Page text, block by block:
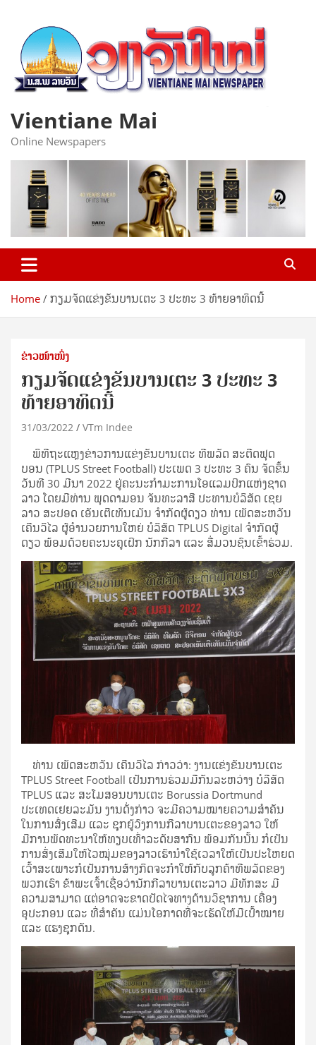
content
Vientiane Mai
Online Newspapers
Home ກຽມຈັດແຂ່ງຂັນບານເຕະ 3 ປະທະ 3 ທ້າຍອາທິດນີ້
ຂ່າວໜ້າໜຶ່ງ
ກຽມຈັດແຂ່ງຂັນບານເຕະ 3 ປະທະ 3
ທ້າຍອາທິດນີ້
31/03/2022 VTm Indee
ພິທີຖະແຫຼງຂ່າວການແຂ່ງຂັນບານເຕະ ທີພລັດ ສະຕີດຟຸດ
ບອນ (TPLUS Street Football) ປະເພດ 3 ປະທະ 3 ຄົນ ຈັດຂຶ້ນ
ວັນທີ 30 ມີນາ 2022 ຢູ່ຄະນະກໍາມະການໂອແລມປິກແຫ່ງຊາດ
ລາວ ໂດຍມີທ່ານ ພຸດດາມອນ ຈັນທະລາສີ ປະທານບໍລິສັດ ເຊຍ
ລາວ ສະປອດ ເອັນເຕີເທັນເມັນ ຈໍາກັດຜູ້ດຽວ ທ່ານ ເພັດສະຫວັນ
ເຄີນວິໄລ ຜູ້ອຳນວຍການໃຫຍ່ ບໍລິສັດ TPLUS Digital ຈຳກັດຜູ້
ດຽວ ພ້ອມດ້ວຍຄະນະຄູເຝິກ ນັກກີລາ ແລະ ສື່ມວນຊົນເຂົ້າຮ່ວມ.
ທ່ານ ເພັດສະຫວັນ ເຄີນວິໄລ ກ່າວວ່າ: ງານແຂ່ງຂັນບານເຕະ
TPLUS Street Football ເປັນການຮ່ວມມືກັນລະຫວ່າງ ບໍລີສັດ
TPLUS ແລະ ສະໂມສອນບານເຕະ Borussia Dortmund
ປະເທດເຢຍລະມັນ ງານດັ່ງກ່າວ ຈະມີຄວາມໝາຍຄວາມສຳຄັນ
ໃນການສົ່ງເສີມ ແລະ ຊຸກຍູ້ວົງການກີລາບານເຕະຂອງລາວ ໃຫ້
ມີການພັດທະນາໃຫ້ທຽບເທົ່າລະດັບສາກົນ ພ້ອມກັນນັ້ນ ກໍເປັນ
ການສົ່ງເສີມໃຫ້ໄວໝຸ່ມຂອງລາວເຮົານຳໃຊ້ເວລາໃຫ້ເປັນປະໂຫຍດ
ເວົ້າສະເພາະກໍເປັນການສ້າງກິດຈະກຳໃຫ້ກັບລູກຄ້າທີພລັດຂອງ
ພວກເຮົາ ຂ້າພະເຈົ້າເຊື່ອວ່ານັກກີລາບານເຕະລາວ ມີທັກສະ ມີ
ຄວາມສາມາດ ແຕ່ອາດຈະຂາດປັດໄຈທາງດ້ານວິຊາການ ເຄື່ອງ
ອຸປະກອນ ແລະ ທີ່ສຳຄັນ ແມ່ນໂອກາດທີ່ຈະເຮັດໃຫ້ມີເປົ້າໝາຍ
ແລະ ແຮງຊຸກດັນ.